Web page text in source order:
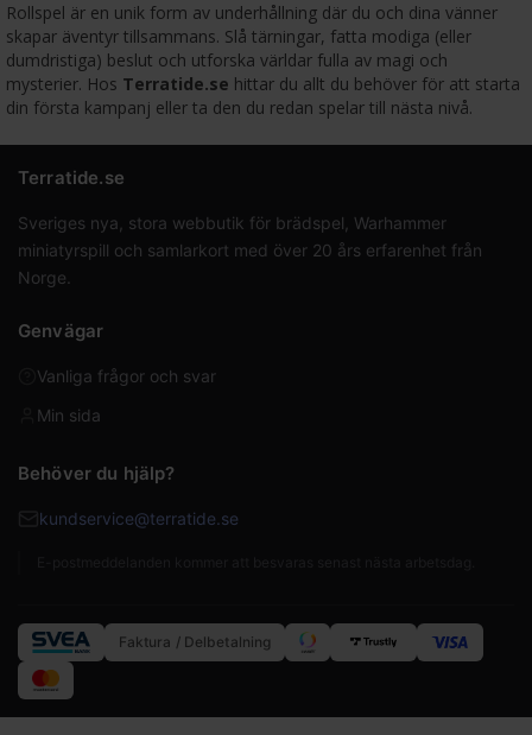
Rollspel är en unik form av underhållning där du och dina vänner
skapar äventyr tillsammans. Slå tärningar, fatta modiga (eller
dumdristiga) beslut och utforska världar fulla av magi och
mysterier. Hos Terratide.se hittar du allt du behöver för att starta
din första kampanj eller ta den du redan spelar till nästa nivå.
Terratide.se
Sveriges nya, stora webbutik för brädspel, Warhammer
miniatyrspill och samlarkort med över 20 års erfarenhet från
Norge.
Genvägar
Vanliga frågor och svar
Min sida
Behöver du hjälp?
kundservice@terratide.se
Faktura / Delbetalning